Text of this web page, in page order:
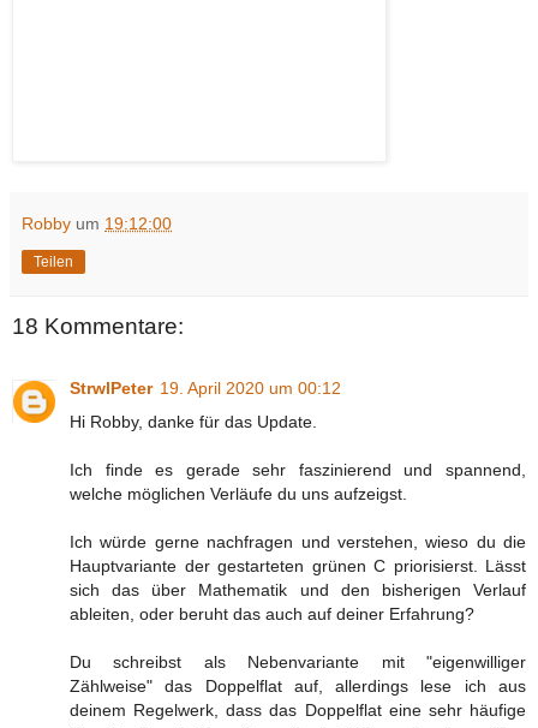
Robby um 19:12:00
Teilen
18 Kommentare:
StrwlPeter 19. April 2020 um 00:12
Hi Robby, danke für das Update.
Ich finde es gerade sehr faszinierend und spannend,
welche möglichen Verläufe du uns aufzeigst.
Ich würde gerne nachfragen und verstehen, wieso du die
Hauptvariante der gestarteten grünen C priorisierst. Lässt
sich das über Mathematik und den bisherigen Verlauf
ableiten, oder beruht das auch auf deiner Erfahrung?
Du schreibst als Nebenvariante mit "eigenwilliger
Zählweise" das Doppelflat auf, allerdings lese ich aus
deinem Regelwerk, dass das Doppelflat eine sehr häufige